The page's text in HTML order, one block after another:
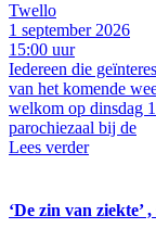
Twello
1 september 2026
15:00 uur
Iedereen die
van het komende
welkom op dinsdag
parochiezaal bij de
Lees verder
‘De zin van